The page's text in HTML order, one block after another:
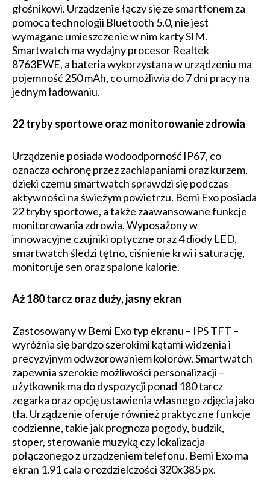
głośnikowi. Urządzenie łączy się ze smartfonem za
pomocą technologii Bluetooth 5.0, nie jest
wymagane umieszczenie w nim karty SIM.
Smartwatch ma wydajny procesor Realtek
8763EWE, a bateria wykorzystana w urządzeniu ma
pojemność 250 mAh, co umożliwia do 7 dni pracy na
jednym ładowaniu.
22 tryby sportowe oraz monitorowanie zdrowia
Urządzenie posiada wodoodporność IP67, co
oznacza ochronę przez zachlapaniami oraz kurzem,
dzięki czemu smartwatch sprawdzi się podczas
aktywności na świeżym powietrzu. Bemi Exo posiada
22 tryby sportowe, a także zaawansowane funkcje
monitorowania zdrowia. Wyposażony w
innowacyjne czujniki optyczne oraz 4 diody LED,
smartwatch śledzi tętno, ciśnienie krwi i saturację,
monitoruje sen oraz spalone kalorie.
Aż 180 tarcz oraz duży, jasny ekran
Zastosowany w Bemi Exo typ ekranu – IPS TFT –
wyróżnia się bardzo szerokimi kątami widzenia i
precyzyjnym odwzorowaniem kolorów. Smartwatch
zapewnia szerokie możliwości personalizacji –
użytkownik ma do dyspozycji ponad 180 tarcz
zegarka oraz opcję ustawienia własnego zdjęcia jako
tła. Urządzenie oferuje również praktyczne funkcje
codzienne, takie jak prognoza pogody, budzik,
stoper, sterowanie muzyką czy lokalizacja
połączonego z urządzeniem telefonu. Bemi Exo ma
ekran 1.91 cala o rozdzielczości 320x385 px.